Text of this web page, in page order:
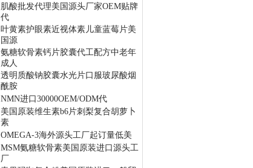
肌酸批发代理美国源头厂家OEM贴牌
代
叶黄素护眼素近视体素儿童蓝莓片美
国源
氨糖软骨素钙片胶囊代工配方中老年
成人
透明质酸钠胶囊水光片口服玻尿酸烟
酰胺
NMN进口30000OEM/ODM代
美国原装维生素b6片刺梨复合胡萝卜
素
OMEGA-3海外源头工厂起订量低美
MSM氨糖软骨素美国原装进口源头工
厂